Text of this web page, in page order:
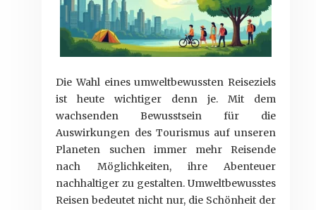
Die Wahl eines umweltbewussten Reiseziels
ist heute wichtiger denn je. Mit dem
wachsenden Bewusstsein für die
Auswirkungen des Tourismus auf unseren
Planeten suchen immer mehr Reisende
nach Möglichkeiten, ihre Abenteuer
nachhaltiger zu gestalten. Umweltbewusstes
Reisen bedeutet nicht nur, die Schönheit der